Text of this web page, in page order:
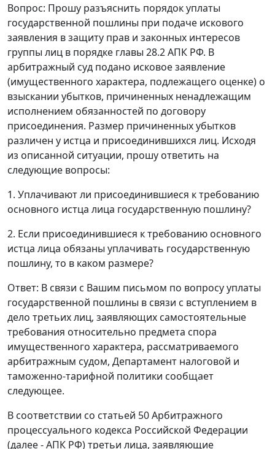
Вопрос: Прошу разъяснить порядок уплаты
государственной пошлины при подаче искового
заявления в защиту прав и законных интересов
группы лиц в порядке главы 28.2 АПК РФ. В
арбитражный суд подано исковое заявление
(имущественного характера, подлежащего оценке) о
взыскании убытков, причиненных ненадлежащим
исполнением обязанностей по договору
присоединения. Размер причиненных убытков
различен у истца и присоединившихся лиц. Исходя
из описанной ситуации, прошу ответить на
следующие вопросы:
1. Уплачивают ли присоединившиеся к требованию
основного истца лица государственную пошлину?
2. Если присоединившиеся к требованию основного
истца лица обязаны уплачивать государственную
пошлину, то в каком размере?
Ответ: В связи с Вашим письмом по вопросу уплаты
государственной пошлины в связи с вступлением в
дело третьих лиц, заявляющих самостоятельные
требования относительно предмета спора
имущественного характера, рассматриваемого
арбитражным судом, Департамент налоговой и
таможенно-тарифной политики сообщает
следующее.
В соответствии со статьей 50 Арбитражного
процессуального кодекса Российской Федерации
(далее - АПК РФ) третьи лица, заявляющие